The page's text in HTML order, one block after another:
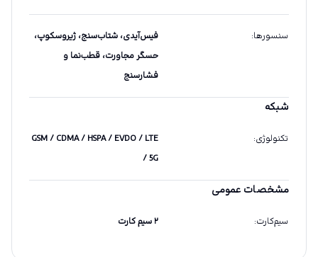
سنسورها:
فیس‌آیدی، شتاب‌سنج، ژیروسکوپ،
حسگر مجاورت، قطب‌نما و
فشارسنج
شبکه
تکنولوژی:
GSM / CDMA / HSPA / EVDO / LTE
/ 5G
مشخصات عمومی
سیم‌کارت: ۲ سیم کارت